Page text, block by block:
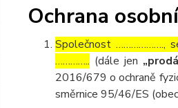
Ochrana
Společnost ……………….,
………….. (dále jen
2016/679 o ochraně
směrnice 95/46/ES